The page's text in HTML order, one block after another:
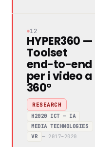
12
HYPER360 —
Toolset
end-to-end
per i video a
360°
RESEARCH
H2020 ICT — IA
MEDIA TECHNOLOGIES
VR
— 2017–2020